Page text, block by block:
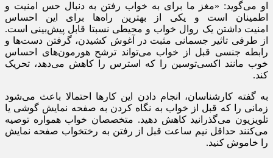
او می‌گوید: «مغز ما برای به خواب رفتن به دنبال حس امنیت و
اطمینان است و یکی از بهترین راه‌ها برای این احساس
امنیت داشتن یک روال خواب و محیطی نسبتا قابل پیش‌بینی است.
از طرفی تاثیر جسمانی مثبت در آغوش کشیدن، گرفتن دست‌ها و
رابطه جنسی قبل از خواب می‌‌تواند ترشح هورمون‌های احساس
خوب مانند اکسی‌توسین‌ را که استرس را کاهش می‌دهد، تحریک
کند.
به گفته کارشناسان، انجام دادن این کارها احتمالا باعث می‌شود
زمانی را که قبل از خواب به نگاه کردن به صفحه نمایش گوشی یا
تلویزیون می‌گذرانید کاهش دهید. متخصصان خواب همواره توصیه
می‌کنند حداقل نیم ساعت قبل از رفتن به رختخواب صفحه نمایش
را خاموش کنید.